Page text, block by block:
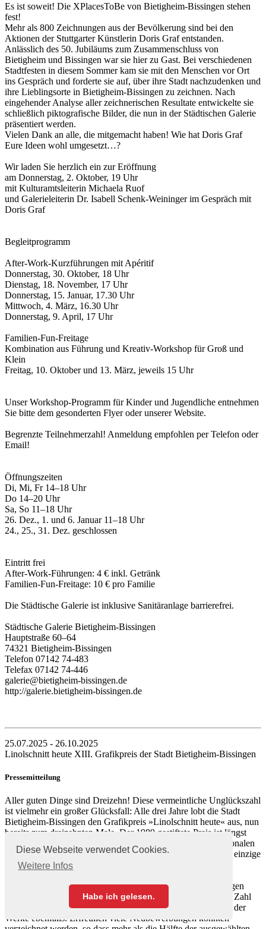
Diese Webseite verwendet Cookies.
Weitere Infos
Habe ich gelesen.
Es ist soweit! Die XPlacesToBe von Bietigheim-Bissingen stehen
fest!
Mehr als 800 Zeichnungen aus der Bevölkerung sind bei den
Aktionen der Stuttgarter Künstlerin Doris Graf entstanden.
Anlässlich des 50. Jubiläums zum Zusammenschluss von
Bietigheim und Bissingen war sie hier zu Gast. Bei verschiedenen
Stadtfesten in diesem Sommer kam sie mit den Menschen vor Ort
ins Gespräch und forderte sie auf, über ihre Stadt nachzudenken und
ihre Lieblingsorte in Bietigheim-Bissingen zu zeichnen. Nach
eingehender Analyse aller zeichnerischen Resultate entwickelte sie
schließlich piktografische Bilder, die nun in der Städtischen Galerie
präsentiert werden.
Vielen Dank an alle, die mitgemacht haben! Wie hat Doris Graf
Eure Ideen wohl umgesetzt…?
Wir laden Sie herzlich ein zur Eröffnung
am Donnerstag, 2. Oktober, 19 Uhr
mit Kulturamtsleiterin Michaela Ruof
und Galerieleiterin Dr. Isabell Schenk-Weininger im Gespräch mit
Doris Graf
Begleitprogramm
After-Work-Kurzführungen mit Apéritif
Donnerstag, 30. Oktober, 18 Uhr
Dienstag, 18. November, 17 Uhr
Donnerstag, 15. Januar, 17.30 Uhr
Mittwoch, 4. März, 16.30 Uhr
Donnerstag, 9. April, 17 Uhr
Familien-Fun-Freitage
Kombination aus Führung und Kreativ-Workshop für Groß und
Klein
Freitag, 10. Oktober und 13. März, jeweils 15 Uhr
Unser Workshop-Programm für Kinder und Jugendliche entnehmen
Sie bitte dem gesonderten Flyer oder unserer Website.
Begrenzte Teilnehmerzahl! Anmeldung empfohlen per Telefon oder
Email!
Öffnungszeiten
Di, Mi, Fr 14–18 Uhr
Do 14–20 Uhr
Sa, So 11–18 Uhr
26. Dez., 1. und 6. Januar 11–18 Uhr
24., 25., 31. Dez. geschlossen
Eintritt frei
After-Work-Führungen: 4 € inkl. Getränk
Familien-Fun-Freitage: 10 € pro Familie
Die Städtische Galerie ist inklusive Sanitäranlage barrierefrei.
Städtische Galerie Bietigheim-Bissingen
Hauptstraße 60–64
74321 Bietigheim-Bissingen
Telefon 07142 74-483
Telefax 07142 74-446
galerie@bietigheim-bissingen.de
http://galerie.bietigheim-bissingen.de
25.07.2025 - 26.10.2025
Linolschnitt heute XIII. Grafikpreis der Stadt Bietigheim-Bissingen
Pressemitteilung
Aller guten Dinge sind Dreizehn! Diese vermeintliche Unglückszahl
ist vielmehr ein großer Glücksfall: Alle drei Jahre lobt die Stadt
Bietigheim-Bissingen den Grafikpreis »Linolschnitt heute« aus, nun
bereits zum dreizehnten Male. Der 1989 gestiftete Preis ist längst
eine Institution und hat sich als eine der wichtigsten internationalen
Grafikauszeichnungen etabliert. Seine Fokussierung auf eine einzige
Technik ist außerdem ein absolutes Alleinstellungsmerkmal!
Die Zahlen, Daten und Fakten sprechen für sich: Wieder gingen
insgesamt knapp 500 Bewerbungen aus 33 Ländern ein. Die Zahl
der Teilnehmenden ist somit anhaltend hoch und die Qualität der
Werke ebenfalls. Erfreulich viele Neubewerbungen konnten